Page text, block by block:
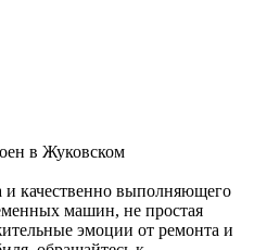
в Жуковском
и качественно выполняющего
машин, не простая
эмоции от ремонта и